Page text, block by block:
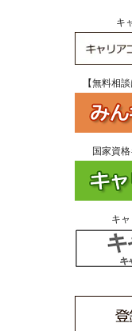
キ
【無料相
国家資
キ